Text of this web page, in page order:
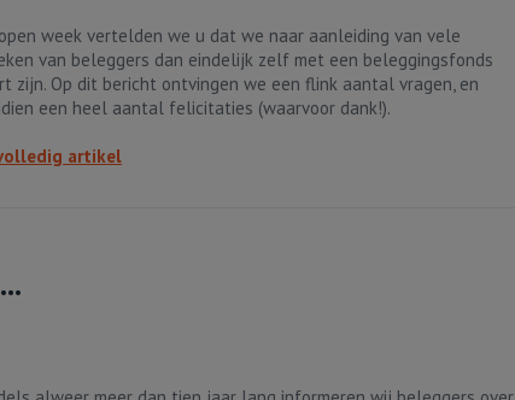
week vertelden we u dat we naar aanleiding van vele
van beleggers dan eindelijk zelf met een beleggingsfonds
zijn. Op dit bericht ontvingen we een flink aantal vragen, en
een heel aantal felicitaties (waarvoor dank!).
artikel